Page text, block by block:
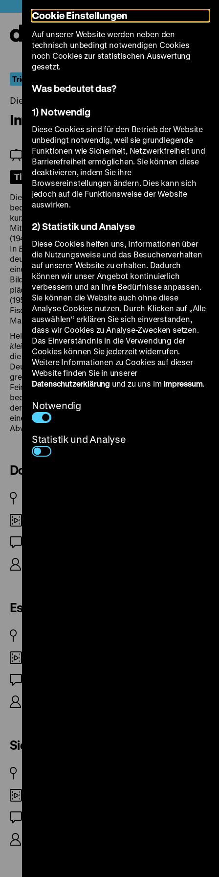
zum
Seiteninhalt
springen
Trickreiches Wirtschaftswunder
Dienstag, 18. Februar 2025, 19.00 Uhr
Information & Werbung
Einführung: Jeanpaul Goergen
Tickets
Die politische Aufklärungsarbeit und der Werbefilm
bedienten sich gerne der Kunst der Animation. Bereits
kurz nach Kriegsende entstand der mit einfachen
Mitteln hergestellte ZeichenfilmDob, der Stallhase
(1945/46), der das Mitläufertum in der NS-Zeit kritisiert.
In Es war einmal(1957) zeichnet Gerhard Fieber die
deutsche Geschichte seit den 1930er Jahren anhand
einer Tierfabel nach. Mit surrealistischen
Bildfindungen auf einer europäischen Geisterbahn
plädiert Horst-Günter Koch inSiegfried und Jacqueline
(1955) für die europäische Völkerverständigung. Hans
Fischerkoesen wirbt in Alles in Butter(1953) für
Markenbutter aus Niedersachsen.
Heldin des unterhaltsamen ZeichentrickfilmsDie
kleine Lok (1955) ist eine Dampflokomotive, die es in
die weite Welt hinauszieht – Sympathiewerbung für die
Deutsche Bundesbahn. Im Auftrag der Bundeswehr
greift Hans Held inEinigkeit macht stark
Feindbild des russischen Bären zurück, der uns
bedroht. Ebenfalls für die Bundeswehr entstand 1959
der Informationsfilm
einer modernistisch-reduzierten Formensprache zur
Abwehr des Kommunismus auffordert. (jg)
Dob, der Stallhase
Es war einmal
Siegfried und Jacqueline
Cookie Einstellungen
Auf unserer Website werden neben den
technisch unbedingt notwendigen Cookies
noch Cookies zur statistischen Auswertung
gesetzt.
Was bedeutet das?
1) Notwendig
Diese Cookies sind für den Betrieb der Website
unbedingt notwendig, weil sie grundlegende
Funktionen wie Sicherheit, Netzwerkfreiheit und
Barrierefreiheit ermöglichen. Sie können diese
deaktivieren, indem Sie ihre
Browsereinstellungen ändern. Dies kann sich
jedoch auf die Funktionsweise der Website
auswirken.
2) Statistik und Analyse
Diese Cookies helfen uns, Informationen über
die Nutzungsweise und das Besucherverhalten
auf unserer Website zu erhalten. Dadurch
können wir unser Angebot kontinuierlich
verbessern und an Ihre Bedürfnisse anpassen.
Sie können die Website auch ohne diese
Analyse Cookies nutzen. Durch Klicken auf „Alle
auswählen“ erklären Sie sich einverstanden,
dass wir Cookies zu Analyse-Zwecken setzen.
Das Einverständnis in die Verwendung der
Cookies können Sie jederzeit widerrufen.
Weitere Informationen zu Cookies auf dieser
Website finden Sie in unserer
Datenschutzerklärung und zu uns im Impressum.
Notwendig
Statistik und Analyse